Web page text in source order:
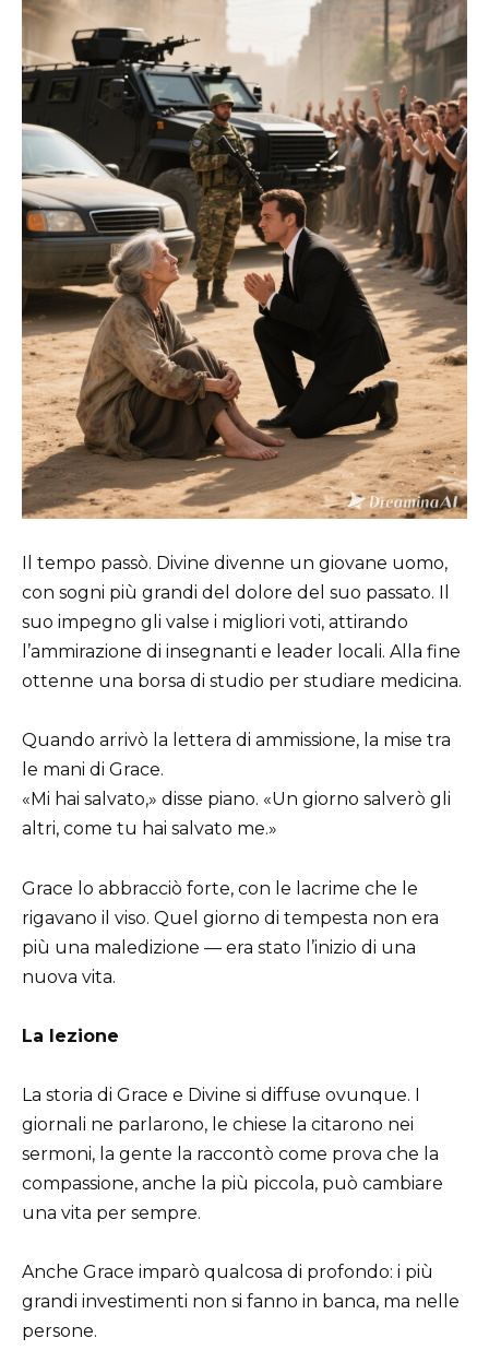
Il tempo passò. Divine divenne un giovane uomo,
con sogni più grandi del dolore del suo passato. Il
suo impegno gli valse i migliori voti, attirando
l’ammirazione di insegnanti e leader locali. Alla fine
ottenne una borsa di studio per studiare medicina.
Quando arrivò la lettera di ammissione, la mise tra
le mani di Grace.
«Mi hai salvato,» disse piano. «Un giorno salverò gli
altri, come tu hai salvato me.»
Grace lo abbracciò forte, con le lacrime che le
rigavano il viso. Quel giorno di tempesta non era
più una maledizione — era stato l’inizio di una
nuova vita.
La lezione
La storia di Grace e Divine si diffuse ovunque. I
giornali ne parlarono, le chiese la citarono nei
sermoni, la gente la raccontò come prova che la
compassione, anche la più piccola, può cambiare
una vita per sempre.
Anche Grace imparò qualcosa di profondo: i più
grandi investimenti non si fanno in banca, ma nelle
persone.